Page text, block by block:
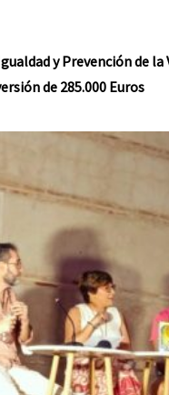
y Prevención de la
de 285.000 Euros